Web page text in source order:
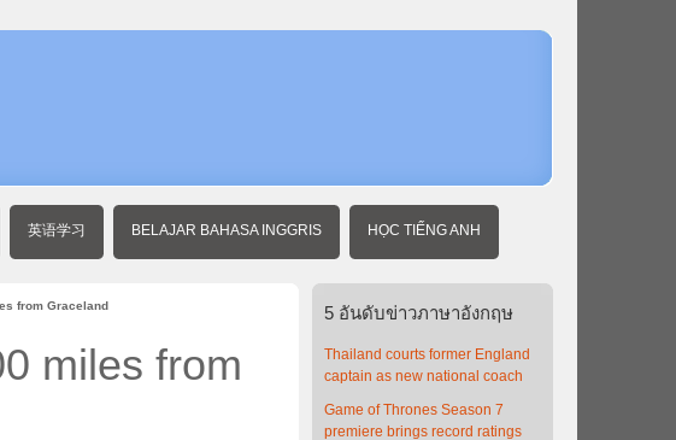
英语学习 BELAJAR BAHASA INGGRIS HỌC TIẾNG ANH
from Graceland
miles from
5 อันดับข่าวภาษาอังกฤษ
Thailand courts former England
captain as new national coach
Game of Thrones Season 7
premiere brings record ratings